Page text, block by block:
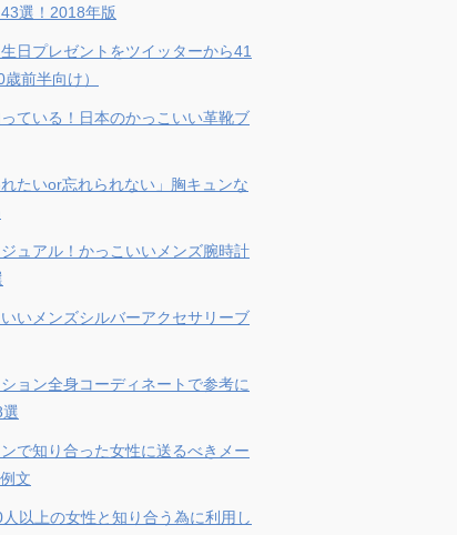
選！2018年版
日プレゼントをツイッターから41
前半向け）
ている！日本のかっこいい革靴ブ
たいor忘れられない」胸キュンな
ュアル！かっこいいメンズ腕時計
いメンズシルバーアクセサリーブ
ョン全身コーディネートで参考に
で知り合った女性に送るべきメー
文
以上の女性と知り合う為に利用し